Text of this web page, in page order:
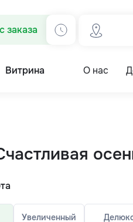
заказа
Витрина О нас
Увеличенный